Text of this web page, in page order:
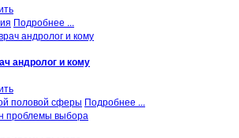
Подробнее ...
андролог и кому
половой сферы Подробнее ...